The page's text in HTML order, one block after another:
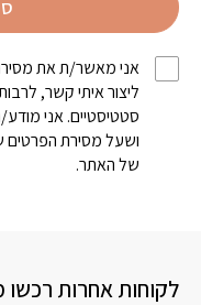
אני מאשר/ת את
ליצור איתי קשר,
סטטיסטיים. אני
ושעל מסירת הפרטים
של האתר.
לקוחות אחרות רכשו